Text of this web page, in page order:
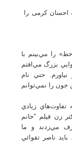
احسان کرمی را
را مي‌بينم با
بزرگ مي‌‌افتم
حتي نام
را نمي‌توانم
زيادي
زن فيلم "خانم
مي‌زدند و ما
ناصر تقوائي